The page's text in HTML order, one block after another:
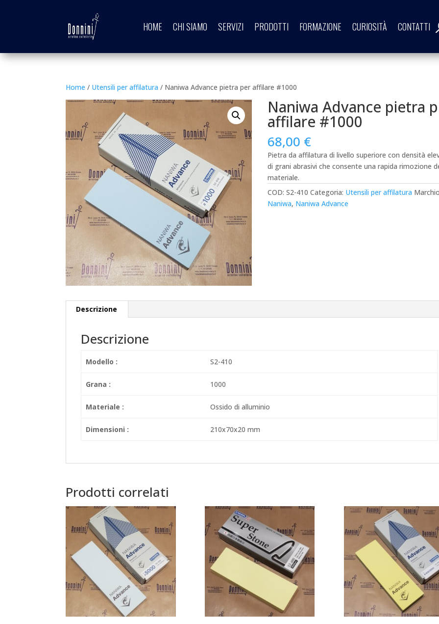
HOME CHI SIAMO SERVIZI PRODOTTI FORMAZIONE CURIOSITÀ CONTATTI
Home / Utensili per affilatura / Naniwa Advance pietra per affilare #1000
Naniwa Advance pietra
affilare #1000
68,00 €
Pietra da affilatura di livello superiore con densità
di grani abrasivi che consente una rapida rimozione
materiale.
COD:S2-410 Categoria: Utensili per affilatura
Naniwa, Naniwa Advance
Descrizione
Descrizione
Modello : S2-410
Grana : 1000
Materiale : Ossido di alluminio
Dimensioni : 210x70x20 mm
Prodotti correlati